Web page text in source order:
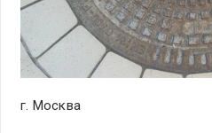
г. Москва